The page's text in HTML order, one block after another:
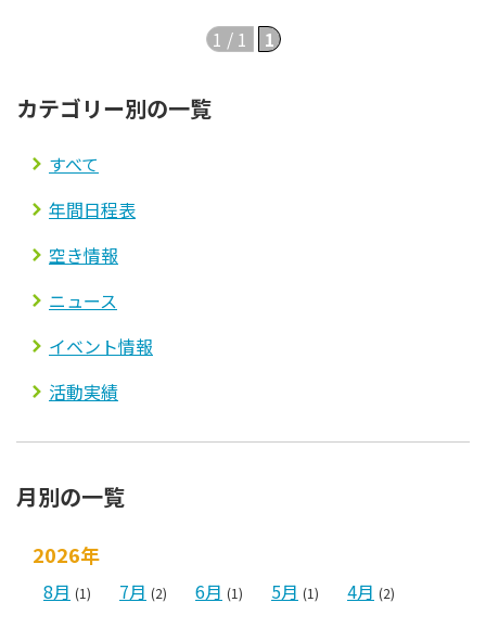
1 / 1 1
カテゴリー別の一覧
すべて
年間日程表
空き情報
ニュース
イベント情報
活動実績
月別の一覧
2026年
8月 (1) 7月 (2) 6月 (1) 5月 (1) 4月 (2)